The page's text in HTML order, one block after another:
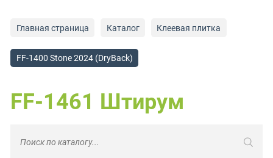
Главная страница Каталог Клеевая плитка
FF-1400 Stone 2024 (DryBack)
FF-1461 Штирум